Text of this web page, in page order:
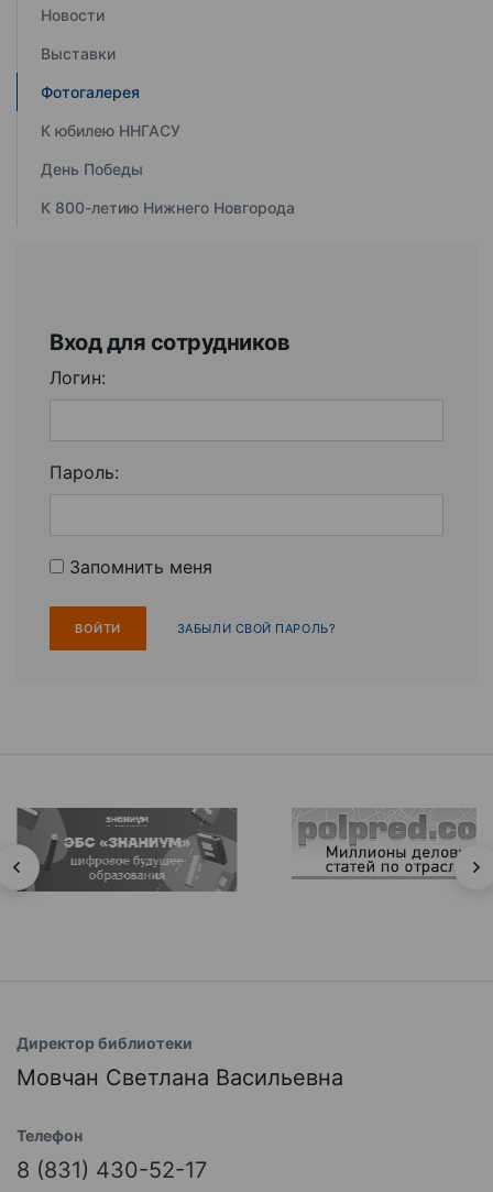
Новости
Выставки
Фотогалерея
К юбилею ННГАСУ
День Победы
К 800-летию Нижнего Новгорода
Вход для сотрудников
Логин:
Пароль:
Запомнить меня
ЗАБЫЛИ СВОЙ ПАРОЛЬ?
Директор библиотеки
Мовчан Светлана Васильевна
Телефон
8 (831) 430-52-17